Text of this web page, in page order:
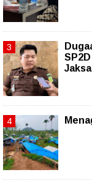
Jaksa